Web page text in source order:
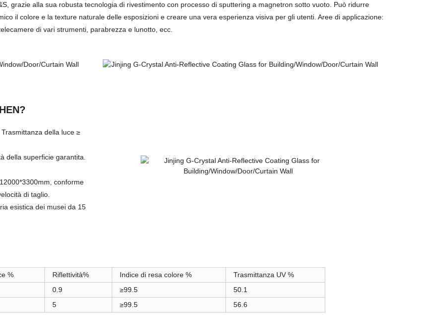
grazie alla sua robusta tecnologia di rivestimento con processo di sputtering a magnetron sotto vuoto. Può ridurre
il colore e la texture naturale delle esposizioni e creare una vera esperienza visiva per gli utenti. Aree di applicazione:
di vari strumenti, parabrezza e lunotto, ecc.
Trasmittanza della luce ≥
della superficie garantita.
conforme
di taglio.
esistica dei musei da 15
% Riflettività% Indice di resa colore %
Trasmittanza UV %
0.9 ≥99.5
50.1
5 ≥99.5 56.6